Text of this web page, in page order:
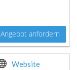
Angebot anfordern
Website